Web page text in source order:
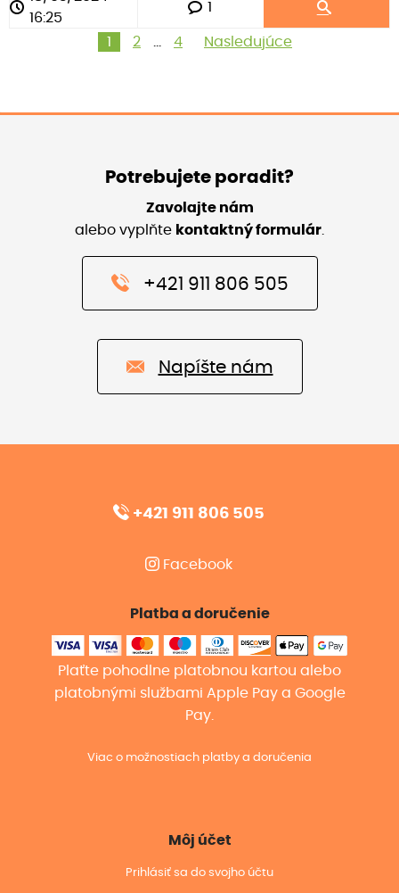
16:25
1
1 2 4 Nasledujúce
Potrebujete poradit?
Zavolajte nám
alebo vyplňte kontaktný formulár
+421 911 806 505
Napíšte nám
+421 911 806 505
Facebook
Platba a doručenie
Plaťte pohodlne platobnou kartou alebo
platobnými službami Apple Pay a Google
Pay.
Viac o možnostiach platby a doručenia
Môj účet
Prihlásiť sa do svojho účtu